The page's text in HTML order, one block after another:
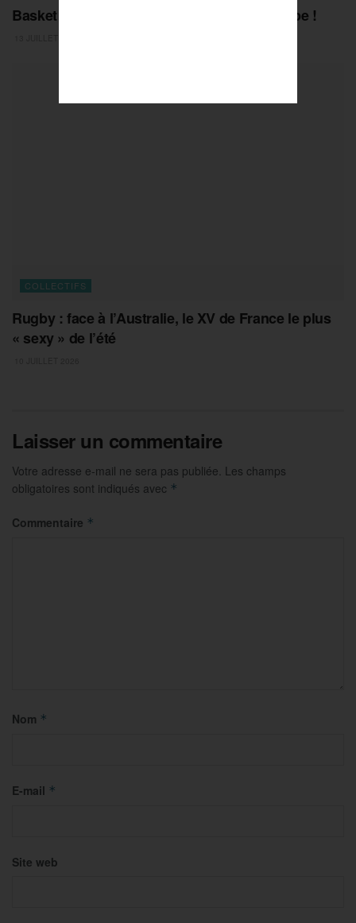
Basket : les Bleuettes au sommet de l’Europe !
COLLECTIFS
Rugby : face à l’Australie, le XV de France le plus
« sexy » de l’été
Laisser un commentaire
Votre adresse e-mail ne sera pas publiée. Les champs
obligatoires sont indiqués avec *
Commentaire *
Nom *
E-mail *
Site web